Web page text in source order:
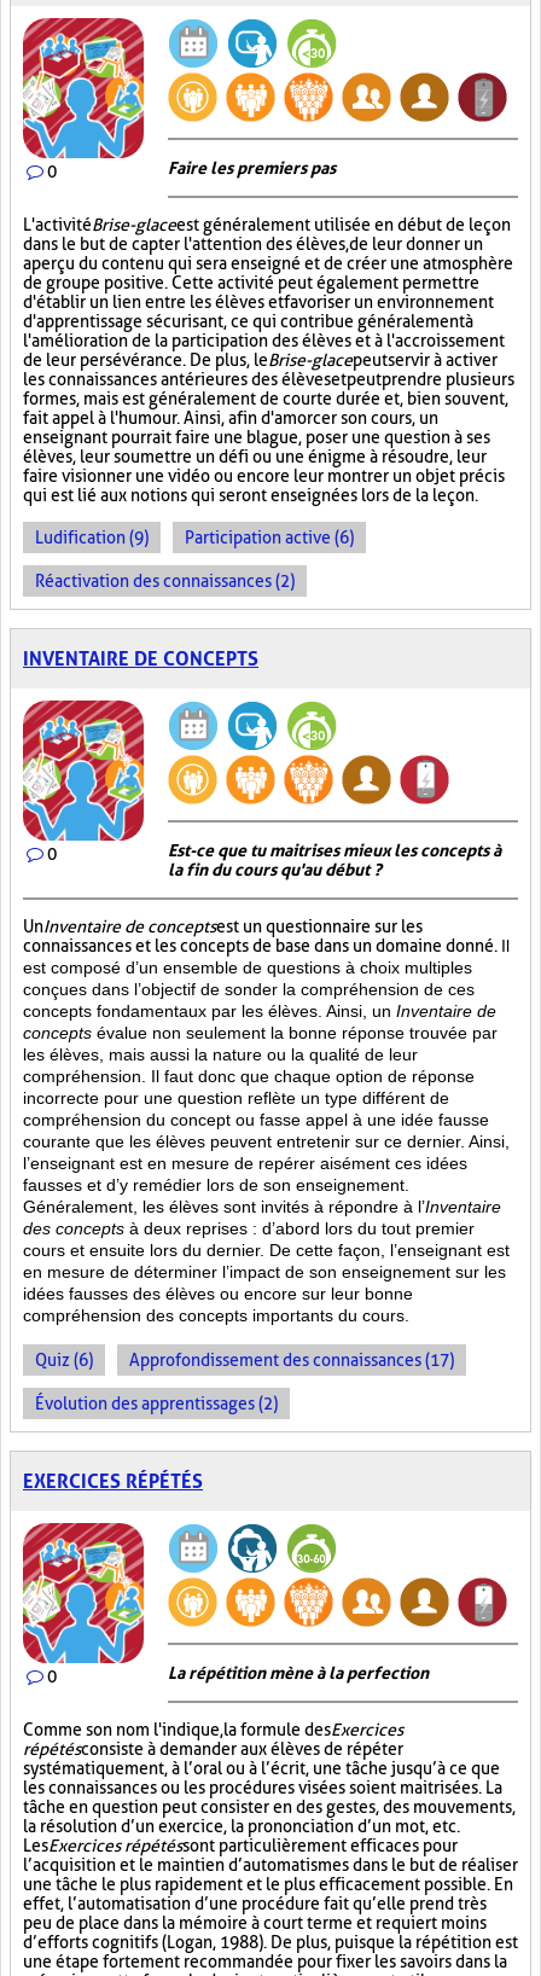
0 Faire les premiers pas
L'activitéBrise-glaceest généralement utilisée en début de leçon
dans le but de capter l'attention des élèves, de leur donner un
aperçu du contenu qui sera enseigné et de créer une atmosphère
de groupe positive. Cette activité peut également permettre
d'établir un lien entre les élèves et favoriser un environnement
d'apprentissage sécurisant, ce qui contribue généralement à
l'amélioration de la participation des élèves et à l'accroissement
de leur persévérance. De plus, leBrise-glacepeut servir à activer
les connaissances antérieures des élèves et peut prendre plusieurs
formes, mais est généralement de courte durée et, bien souvent,
fait appel à l'humour. Ainsi, afin d'amorcer son cours, un
enseignant pourrait faire une blague, poser une question à ses
élèves, leur soumettre un défi ou une énigme à résoudre, leur
faire visionner une vidéo ou encore leur montrer un objet précis
qui est lié aux notions qui seront enseignées lors de la leçon.
Ludification (9) Participation active (6)
Réactivation des connaissances (2)
INVENTAIRE DE CONCEPTS
0
Est-ce que tu maitrises mieux les concepts à
la fin du cours qu'au début ?
UnInventaire de conceptsest un questionnaire sur les
connaissances et les concepts de base dans un domaine donné. Il
est composé d’un ensemble de questions à choix multiples
conçues dans l’objectif de sonder la compréhension de ces
concepts fondamentaux par les élèves. Ainsi, un Inventaire de
concepts évalue non seulement la bonne réponse trouvée par
les élèves, mais aussi la nature ou la qualité de leur
compréhension. Il faut donc que chaque option de réponse
incorrecte pour une question reflète un type différent de
compréhension du concept ou fasse appel à une idée fausse
courante que les élèves peuvent entretenir sur ce dernier. Ainsi,
l’enseignant est en mesure de repérer aisément ces idées
fausses et d’y remédier lors de son enseignement.
Généralement, les élèves sont invités à répondre à l’Inventaire
des concepts à deux reprises : d’abord lors du tout premier
cours et ensuite lors du dernier. De cette façon, l’enseignant est
en mesure de déterminer l’impact de son enseignement sur les
idées fausses des élèves ou encore sur leur bonne
compréhension des concepts importants du cours.
Quiz (6) Approfondissement des connaissances (17)
Évolution des apprentissages (2)
EXERCICES RÉPÉTÉS
0 La répétition mène à la perfection
Comme son nom l'indique, la formule desExercices
répétésconsiste à demander aux élèves de répéter
systématiquement, à l’oral ou à l’écrit, une tâche jusqu’à ce que
les connaissances ou les procédures visées soient maitrisées. La
tâche en question peut consister en des gestes, des mouvements,
la résolution d’un exercice, la prononciation d’un mot, etc.
LesExercices répétéssont particulièrement efficaces pour
l’acquisition et le maintien d’automatismes dans le but de réaliser
une tâche le plus rapidement et le plus efficacement possible. En
effet, l’automatisation d’une procédure fait qu’elle prend très
peu de place dans la mémoire à court terme et requiert moins
d’efforts cognitifs (Logan, 1988). De plus, puisque la répétition est
une étape fortement recommandée pour fixer les savoirs dans la